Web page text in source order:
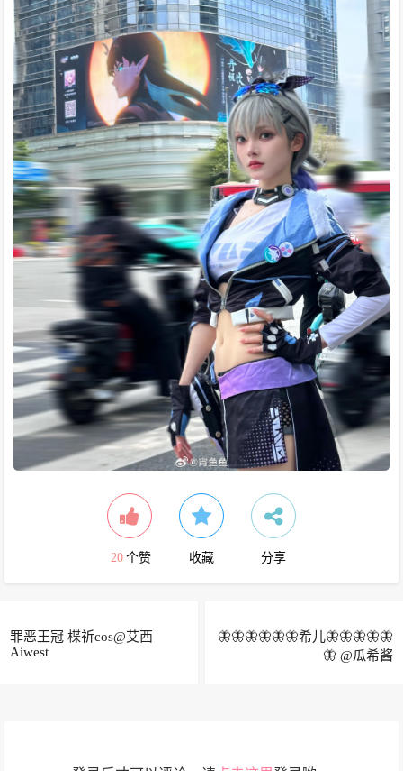
20 个赞 收藏 分享
罪恶王冠 楪祈cos@艾西
Aiwest
🦋🦋🦋🦋🦋🦋希儿🦋🦋🦋🦋🦋
🦋 ​​​@瓜希酱